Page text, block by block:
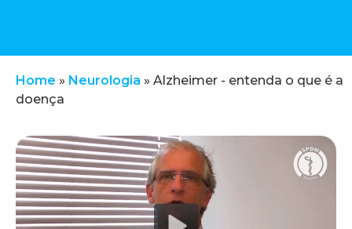
Home » Neurologia » Alzheimer - entenda o que é a
doença